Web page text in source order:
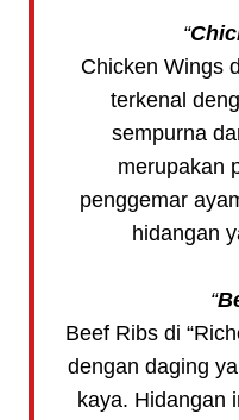
“
Chicken Wings
terkenal
sempurna
merupakan
penggemar
hidangan
“
Beef Ribs di
dengan daging
kaya. Hidangan